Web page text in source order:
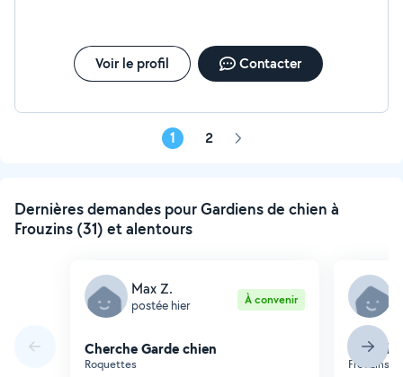
Voir le profil Contacter
1 2 Page
Dernières demandes pour Gardiens de chien à
Frouzins (31) et alentours
Max Z.
postée hier À convenir
Cherche Garde chien
Roquettes
Frouzins